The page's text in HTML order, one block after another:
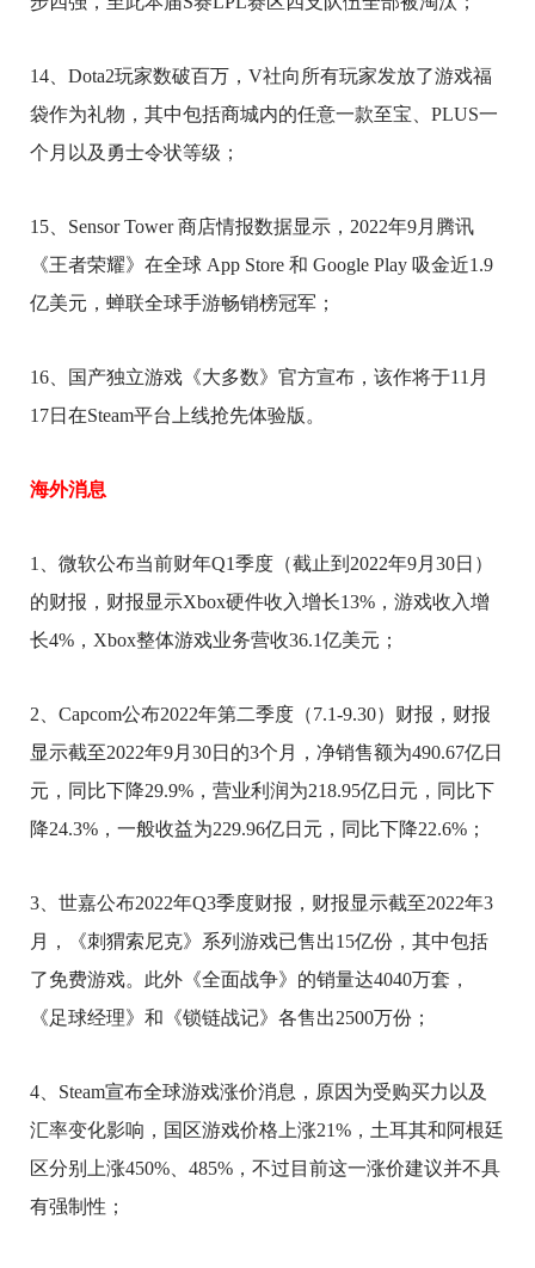
14、Dota2玩家数破百万，V社向所有玩家发放了游戏福
袋作为礼物，其中包括商城内的任意一款至宝、PLUS一
个月以及勇士令状等级；
15、Sensor Tower 商店情报数据显示，2022年9月腾讯
《王者荣耀》在全球 App Store 和 Google Play 吸金近1.9
亿美元，蝉联全球手游畅销榜冠军；
16、国产独立游戏《大多数》官方宣布，该作将于11月
17日在Steam平台上线抢先体验版。
海外消息
1、微软公布当前财年Q1季度（截止到2022年9月30日）
的财报，财报显示Xbox硬件收入增长13%，游戏收入增
长4%，Xbox整体游戏业务营收36.1亿美元；
2、Capcom公布2022年第二季度（7.1-9.30）财报，财报
显示截至2022年9月30日的3个月，净销售额为490.67亿日
元，同比下降29.9%，营业利润为218.95亿日元，同比下
降24.3%，一般收益为229.96亿日元，同比下降22.6%；
3、世嘉公布2022年Q3季度财报，财报显示截至2022年3
月，《刺猬索尼克》系列游戏已售出15亿份，其中包括
了免费游戏。此外《全面战争》的销量达4040万套，
《足球经理》和《锁链战记》各售出2500万份；
4、Steam宣布全球游戏涨价消息，原因为受购买力以及
汇率变化影响，国区游戏价格上涨21%，土耳其和阿根廷
区分别上涨450%、485%，不过目前这一涨价建议并不具
有强制性；